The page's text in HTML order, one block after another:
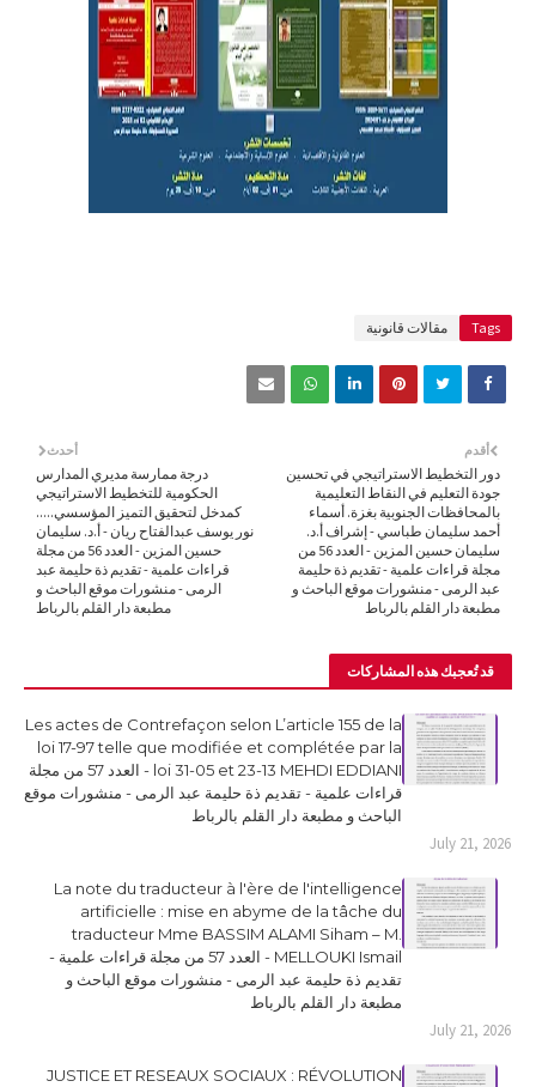
Tags مقالات قانونية
أحدث
درجة ممارسة مديري المدارس
الحكومية للتخطيط الاستراتيجي
كمدخل لتحقيق التميز المؤسسي.....
نور يوسف عبدالفتاح ريان - أ.د. سليمان
حسين المزين - العدد 56 من مجلة
قراءات علمية - تقديم ذة حليمة عبد
الرمى - منشورات موقع الباحث و
مطبعة دار القلم بالرباط
أقدم
دور التخطيط الاستراتيجي في تحسين
جودة التعليم في النقاط التعليمية
بالمحافظات الجنوبية بغزة. أسماء
أحمد سليمان طباسي - إشراف أ.د.
سليمان حسين المزين - العدد 56 من
مجلة قراءات علمية - تقديم ذة حليمة
عبد الرمى - منشورات موقع الباحث و
مطبعة دار القلم بالرباط
قد تُعجبك هذه المشاركات
Les actes de Contrefaçon selon L’article 155 de la
loi 17-97 telle que modifiée et complétée par la
loi 31-05 et 23-13 MEHDI EDDIANI - العدد 57 من مجلة
قراءات علمية - تقديم ذة حليمة عبد الرمى - منشورات موقع
الباحث و مطبعة دار القلم بالرباط
July 21, 2026
La note du traducteur à l'ère de l'intelligence
artificielle : mise en abyme de la tâche du
traducteur Mme BASSIM ALAMI Siham – M.
MELLOUKI Ismail - العدد 57 من مجلة قراءات علمية -
تقديم ذة حليمة عبد الرمى - منشورات موقع الباحث و
مطبعة دار القلم بالرباط
July 21, 2026
JUSTICE ET RESEAUX SOCIAUX : RÉVOLUTION